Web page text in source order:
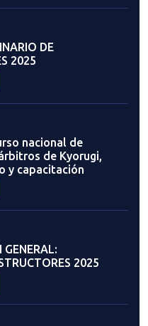
DE
2025
nacional de
de Kyorugi,
y capacitación
2025